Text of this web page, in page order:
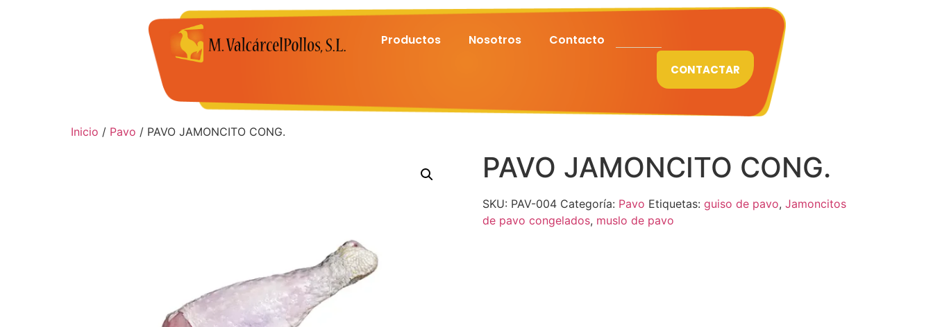
Productos Nosotros Contacto
CONTACTAR
Inicio / Pavo / PAVO JAMONCITO CONG.
PAVO JAMONCITO CONG.
SKU: PAV-004 Categoría: Pavo Etiquetas: guiso de pavo, Jamoncitos
de pavo congelados, muslo de pavo